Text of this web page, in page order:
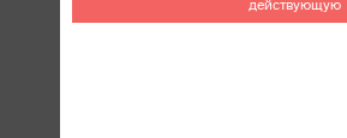
действующую